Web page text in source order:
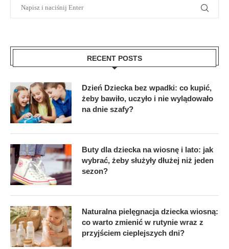
RECENT POSTS
Dzień Dziecka bez wpadki: co kupić,
żeby bawiło, uczyło i nie wylądowało
na dnie szafy?
Buty dla dziecka na wiosnę i lato: jak
wybrać, żeby służyły dłużej niż jeden
sezon?
Naturalna pielęgnacja dziecka wiosną:
co warto zmienić w rutynie wraz z
przyjściem cieplejszych dni?